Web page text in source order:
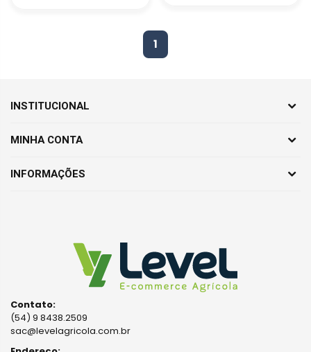
1
Contato:
(54) 9 8438.2509
sac@levelagricola.com.br
INSTITUCIONAL
MINHA CONTA
INFORMAÇÕES